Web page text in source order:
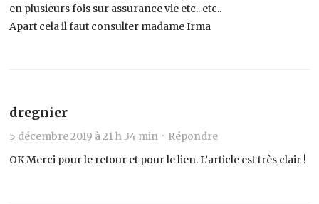
en plusieurs fois sur assurance vie etc.. etc..
Apart cela il faut consulter madame Irma
dregnier
5 décembre 2019 à 21 h 34 min · Répondre
OK Merci pour le retour et pour le lien. L’article est très clair !